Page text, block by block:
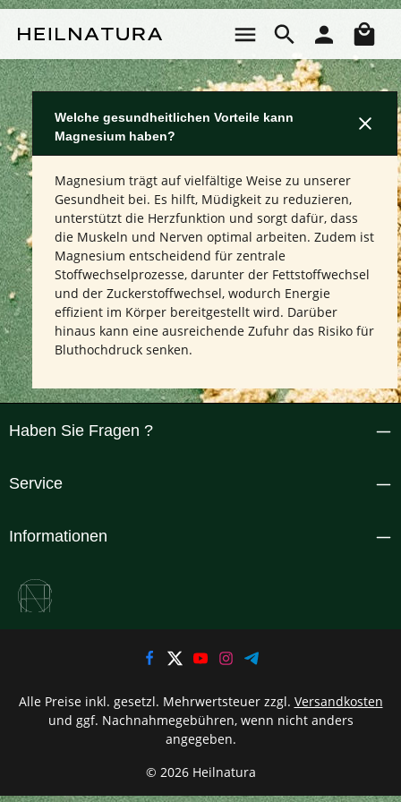
Welche gesundheitlichen Vorteile kann
Magnesium haben?
Magnesium trägt auf vielfältige Weise zu unserer
Gesundheit bei. Es hilft, Müdigkeit zu reduzieren,
unterstützt die Herzfunktion und sorgt dafür, dass
die Muskeln und Nerven optimal arbeiten. Zudem ist
Magnesium entscheidend für zentrale
Stoffwechselprozesse, darunter der Fettstoffwechsel
und der Zuckerstoffwechsel, wodurch Energie
effizient im Körper bereitgestellt wird. Darüber
hinaus kann eine ausreichende Zufuhr das Risiko für
Bluthochdruck senken.
Haben Sie Fragen ?
Service
Informationen
© 2026 Heilnatura
Alle Preise inkl. gesetzl. Mehrwertsteuer zzgl. Versandkosten
und ggf. Nachnahmegebühren, wenn nicht anders
angegeben.